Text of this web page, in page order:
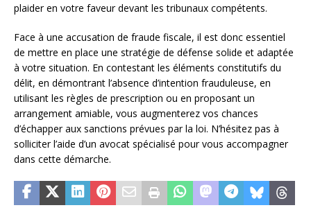
plaider en votre faveur devant les tribunaux compétents.
Face à une accusation de fraude fiscale, il est donc essentiel
de mettre en place une stratégie de défense solide et adaptée
à votre situation. En contestant les éléments constitutifs du
délit, en démontrant l’absence d’intention frauduleuse, en
utilisant les règles de prescription ou en proposant un
arrangement amiable, vous augmenterez vos chances
d’échapper aux sanctions prévues par la loi. N’hésitez pas à
solliciter l’aide d’un avocat spécialisé pour vous accompagner
dans cette démarche.